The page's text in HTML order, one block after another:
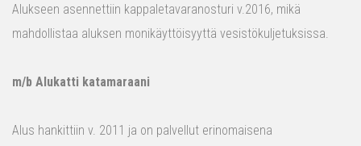
Alukseen asennettiin kappaletavaranosturi v.2016, mikä
mahdollistaa aluksen monikäyttöisyyttä vesistökuljetuksissa.
m/b Alukatti katamaraani
Alus hankittiin v. 2011 ja on palvellut erinomaisena